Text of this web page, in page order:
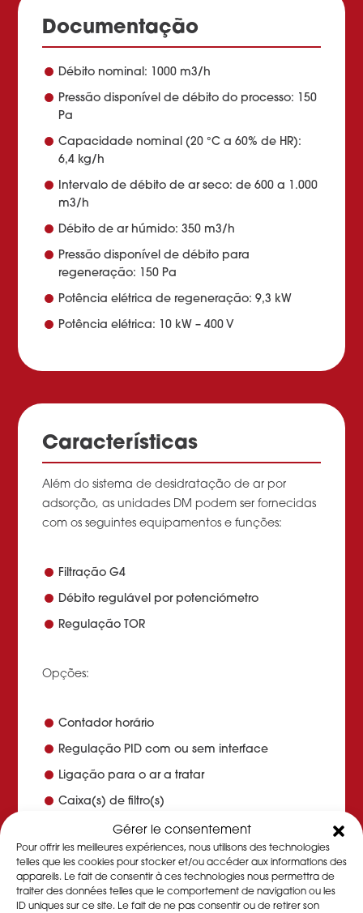
Gérer le consentement
Pour offrir les meilleures expériences, nous utilisons des technologies
telles que les cookies pour stocker et/ou accéder aux informations des
appareils. Le fait de consentir à ces technologies nous permettra de
traiter des données telles que le comportement de navigation ou les
ID uniques sur ce site. Le fait de ne pas consentir ou de retirer son
Documentação
Débito nominal: 1000 m3/h
Pressão disponível de débito do processo: 150
Pa
Capacidade nominal (20 °C a 60% de HR):
6,4 kg/h
Intervalo de débito de ar seco: de 600 a 1.000
m3/h
Débito de ar húmido: 350 m3/h
Pressão disponível de débito para
regeneração: 150 Pa
Potência elétrica de regeneração: 9,3 kW
Potência elétrica: 10 kW – 400 V
Características
Além do sistema de desidratação de ar por
adsorção, as unidades DM podem ser fornecidas
com os seguintes equipamentos e funções:
Filtração G4
Débito regulável por potenciómetro
Regulação TOR
Opções:
Contador horário
Regulação PID com ou sem interface
Ligação para o ar a tratar
Caixa(s) de filtro(s)
Isolamento térmico de 19 mm
Chassis e rodízios
Em cada um dos nossosdesidratadores